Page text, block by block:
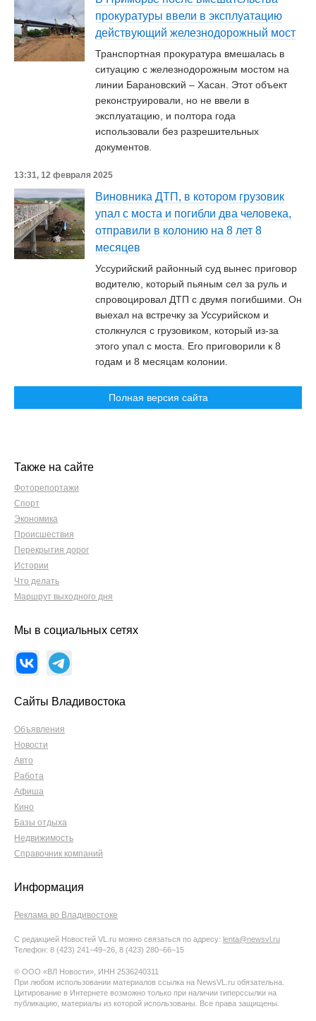
прокуратуры ввели в эксплуатацию
действующий железнодорожный мост
Транспортная прокуратура вмешалась в
ситуацию с железнодорожным мостом на
линии Барановский – Хасан. Этот объект
реконструировали, но не ввели в
эксплуатацию, и полтора года
использовали без разрешительных
документов.
13:31, 12 февраля 2025
Виновника ДТП, в котором грузовик
упал с моста и погибли два человека,
отправили в колонию на 8 лет 8
месяцев
Уссурийский районный суд вынес приговор
водителю, который пьяным сел за руль и
спровоцировал ДТП с двумя погибшими. Он
выехал на встречку за Уссурийском и
столкнулся с грузовиком, который из-за
этого упал с моста. Его приговорили к 8
годам и 8 месяцам колонии.
Полная версия сайта
Также на сайте
Фоторепортажи
Спорт
Экономика
Происшествия
Перекрытия дорог
Истории
Что делать
Маршрут выходного дня
Мы в социальных сетях
Сайты Владивостока
Объявления
Новости
Авто
Работа
Афиша
Кино
Базы отдыха
Недвижимость
Справочник компаний
Информация
Реклама во Владивостоке
С редакцией Новостей VL.ru можно связаться по адресу: lenta@newsvl.ru
Телефон: 8 (423) 241−49−26, 8 (423) 280−66−15
© ООО «ВЛ Новости», ИНН 2536240311
При любом использовании материалов ссылка на NewsVL.ru обязательна.
Цитирование в Интернете возможно только при наличии гиперссылки на
публикацию, материалы из которой использованы. Все права защищены.